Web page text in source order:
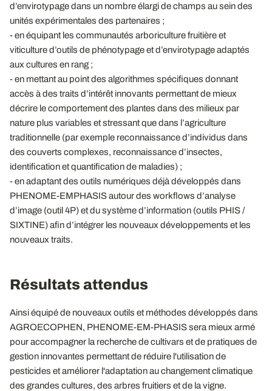
d’envirotypage dans un nombre élargi de champs au sein des
unités expérimentales des partenaires ;
- en équipant les communautés arboriculture fruitière et
viticulture d’outils de phénotypage et d’envirotypage adaptés
aux cultures en rang ;
- en mettant au point des algorithmes spécifiques donnant
accès à des traits d’intérêt innovants permettant de mieux
décrire le comportement des plantes dans des milieux par
nature plus variables et stressant que dans l’agriculture
traditionnelle (par exemple reconnaissance d’individus dans
des couverts complexes, reconnaissance d’insectes,
identification et quantification de maladies) ;
- en adaptant des outils numériques déjà développés dans
PHENOME-EMPHASIS autour des workflows d’analyse
d’image (outil 4P) et du système d’information (outils PHIS /
SIXTINE) afin d’intégrer les nouveaux développements et les
nouveaux traits.
Résultats attendus
Ainsi équipé de nouveaux outils et méthodes développés dans
AGROECOPHEN, PHENOME-EM-PHASIS sera mieux armé
pour accompagner la recherche de cultivars et de pratiques de
gestion innovantes permettant de réduire l'utilisation de
pesticides et améliorer l'adaptation au changement climatique
des grandes cultures, des arbres fruitiers et de la vigne.